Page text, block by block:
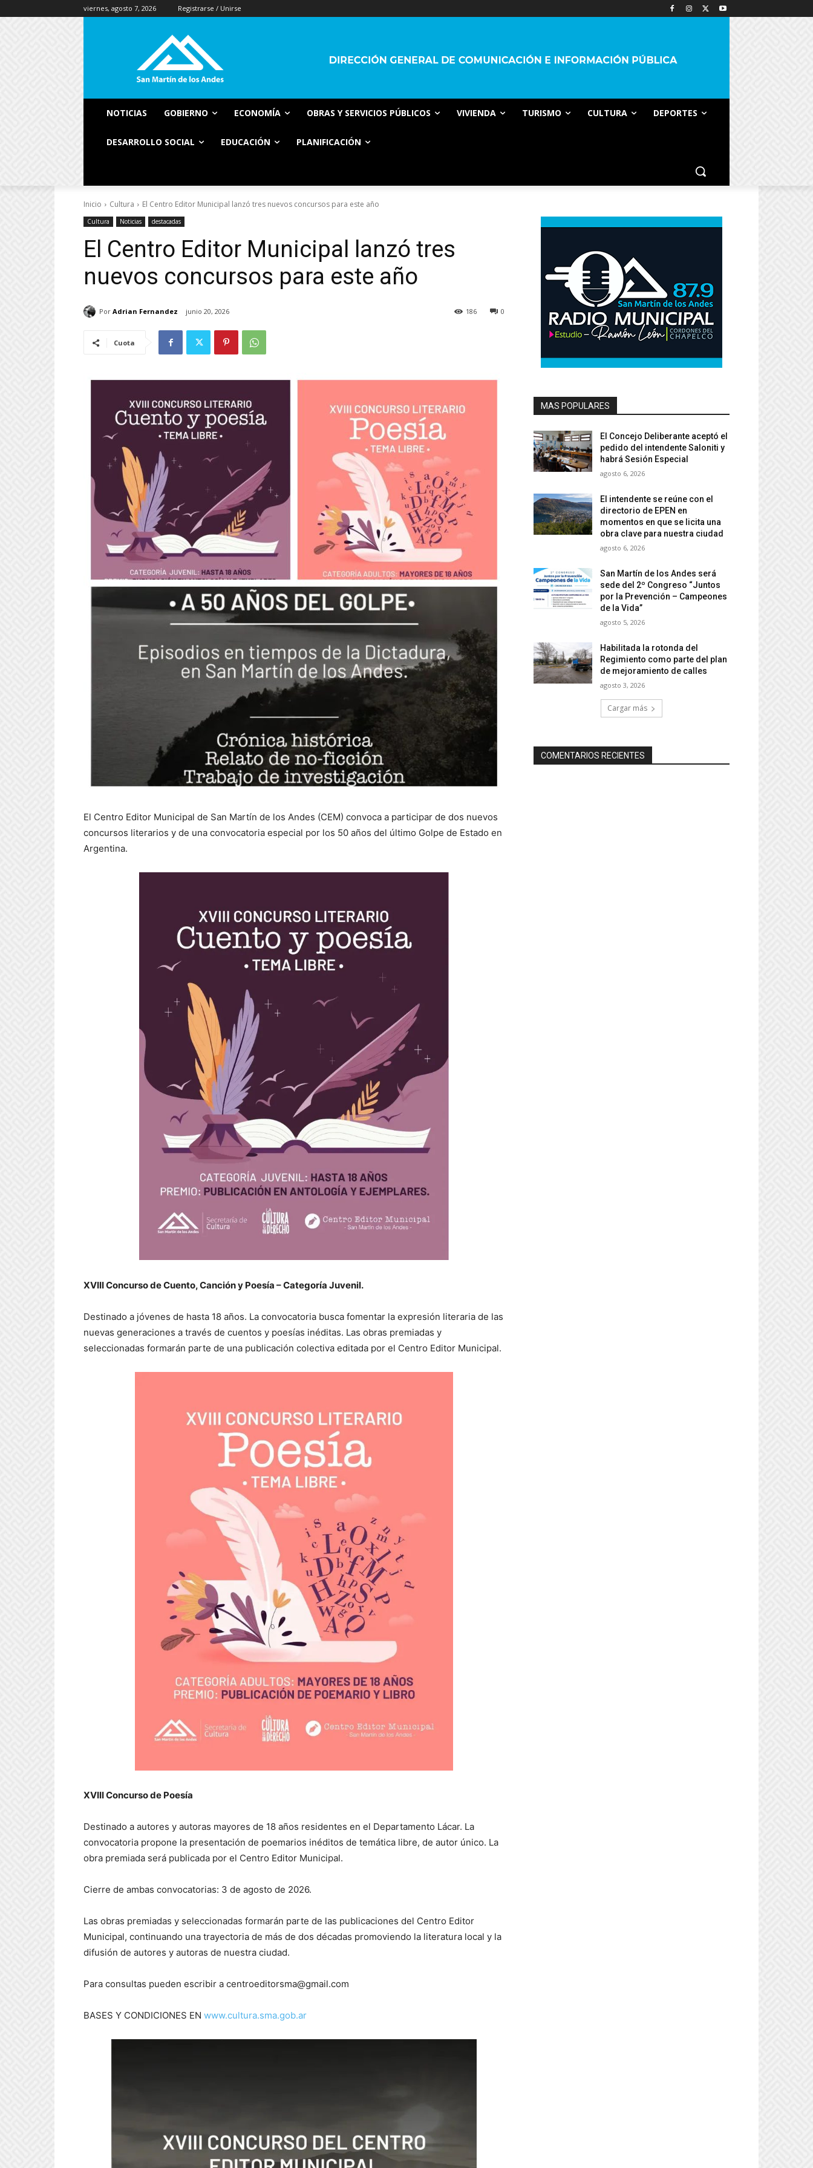
viernes, agosto 7, 2026 Registrarse / Unirse
NOTICIAS GOBIERNO ECONOMÍA OBRAS Y SERVICIOS PÚBLICOS VIVIENDA TURISMO CULTURA DEPORTES
DESARROLLO SOCIAL EDUCACIÓN PLANIFICACIÓN
Inicio Cultura El Centro Editor Municipal lanzó tres nuevos concursos para este año
Cultura Noticias destacadas
El Centro Editor Municipal lanzó tres
nuevos concursos para este año
Por Adrian Fernandez junio 20, 2026 0
186
Cuota
El Centro Editor Municipal de San Martín de los Andes (CEM) convoca a participar de dos nuevos
concursos literarios y de una convocatoria especial por los 50 años del último Golpe de Estado en
Argentina.
XVIII Concurso de Cuento, Canción y Poesía – Categoría Juvenil.
Destinado a jóvenes de hasta 18 años. La convocatoria busca fomentar la expresión literaria de las
nuevas generaciones a través de cuentos y poesías inéditas. Las obras premiadas y
seleccionadas formarán parte de una publicación colectiva editada por el Centro Editor Municipal.
XVIII Concurso de Poesía
Destinado a autores y autoras mayores de 18 años residentes en el Departamento Lácar. La
convocatoria propone la presentación de poemarios inéditos de temática libre, de autor único. La
obra premiada será publicada por el Centro Editor Municipal.
Cierre de ambas convocatorias: 3 de agosto de 2026.
Las obras premiadas y seleccionadas formarán parte de las publicaciones del Centro Editor
Municipal, continuando una trayectoria de más de dos décadas promoviendo la literatura local y la
difusión de autores y autoras de nuestra ciudad.
Para consultas pueden escribir a centroeditorsma@gmail.com
BASES Y CONDICIONES EN www.cultura.sma.gob.ar
MAS POPULARES
El Concejo Deliberante aceptó el
pedido del intendente Saloniti y
habrá Sesión Especial
agosto 6, 2026
El intendente se reúne con el
directorio de EPEN en
momentos en que se licita una
obra clave para nuestra ciudad
agosto 6, 2026
San Martín de los Andes será
sede del 2º Congreso “Juntos
por la Prevención – Campeones
de la Vida”
agosto 5, 2026
Habilitada la rotonda del
Regimiento como parte del plan
de mejoramiento de calles
agosto 3, 2026
Cargar más
COMENTARIOS RECIENTES